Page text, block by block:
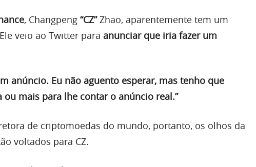
, Changpeng “CZ”Zhao, aparentemente tem um
veio ao Twitter para anunciar que iria fazer um
anúncio. Eu não aguento esperar, mas tenho que
mais para lhe contar o anúncio real.”
de criptomoedas do mundo, portanto, os olhos da
voltados para CZ.